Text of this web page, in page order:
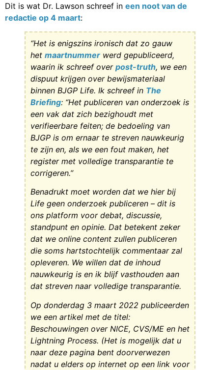
Dit is wat Dr. Lawson schreef in een noot van de
redactie op 4 maart:
“Het is enigszins ironisch dat zo gauw
het maartnummer werd gepubliceerd,
waarin ik schreef over post-truth, we een
dispuut krijgen over bewijsmateriaal
binnen BJGP Life. Ik schreef in The
Briefing: “Het publiceren van onderzoek is
een vak dat zich bezighoudt met
verifieerbare feiten; de bedoeling van
BJGP is om ernaar te streven nauwkeurig
te zijn en, als we een fout maken, het
register met volledige transparantie te
corrigeren.”
Benadrukt moet worden dat we hier bij
Life geen onderzoek publiceren – dit is
ons platform voor debat, discussie,
standpunt en opinie. Dat betekent zeker
dat we online content zullen publiceren
die soms hartstochtelijk commentaar zal
opleveren. We willen dat de inhoud
nauwkeurig is en ik blijf vasthouden aan
dat streven naar volledige transparantie.
Op donderdag 3 maart 2022 publiceerden
we een artikel met de titel:
Beschouwingen over NICE, CVS/ME en het
Lightning Process. (Het is mogelijk dat u
naar deze pagina bent doorverwezen
nadat u elders op internet op een link voor